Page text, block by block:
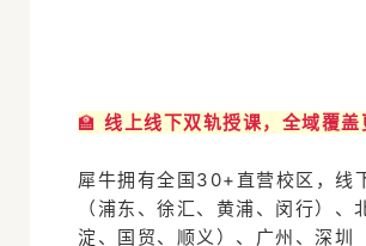
🏫 线上线下双轨授课，全域覆盖
犀牛拥有全国30+直营校区，线
（浦东、徐汇、黄浦、闵行）、
淀、国贸、顺义）、广州、深圳